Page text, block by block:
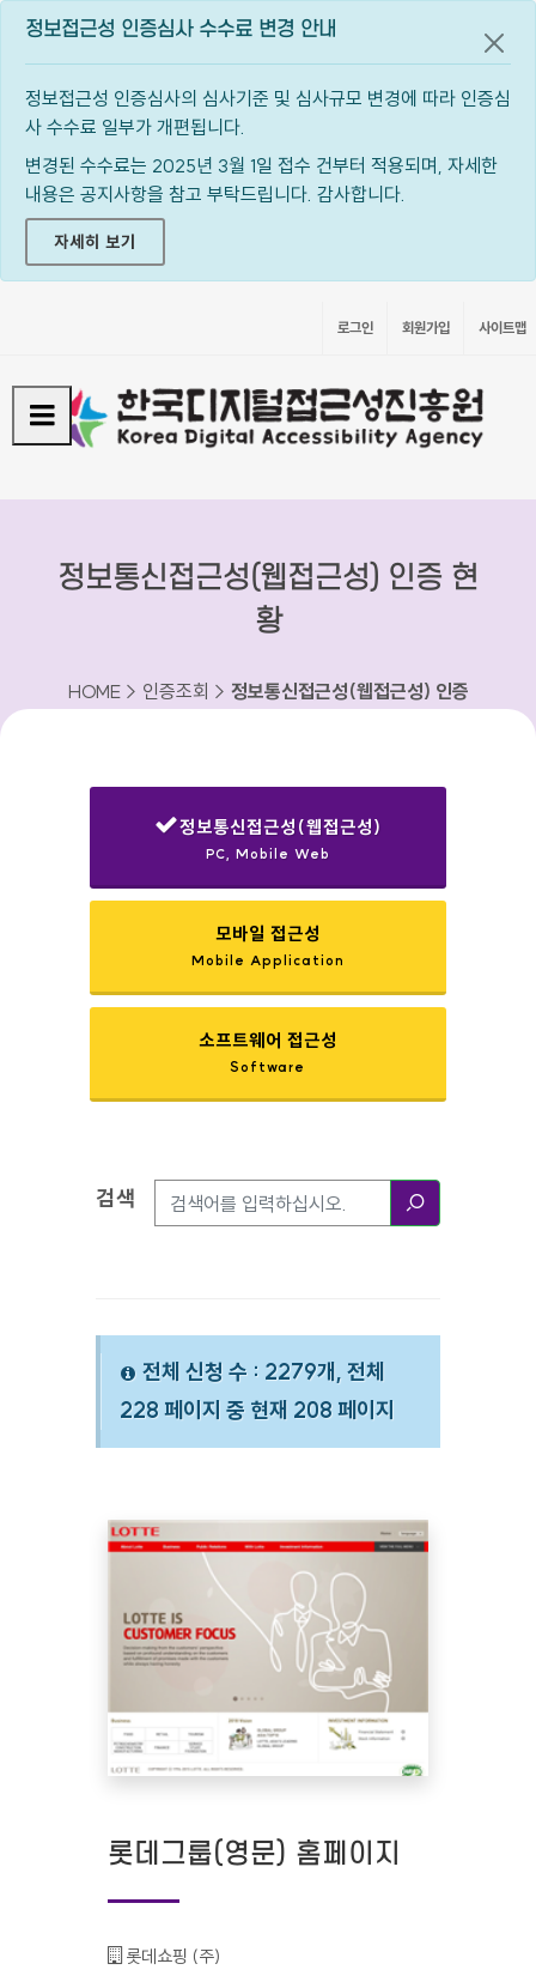
정보접근성 인증심사 수수료 변경 안내
정보접근성 인증심사의 심사기준 및 심사규모 변경에 따라 인증심
사 수수료 일부가 개편됩니다.
변경된 수수료는 2025년 3월 1일 접수 건부터 적용되며, 자세한
내용은 공지사항을 참고 부탁드립니다. 감사합니다.
자세히 보기
공지
로그인 회원가입 사이트맵
정보통신접근성(웹접근성) 인증 현
황
HOME > 인증조회 > 정보통신접근성(웹접근성) 인증
정보통신접근성(웹접근성)
PC, Mobile Web
모바일 접근성
Mobile Application
소프트웨어 접근성
Software
검색옵션
검색
전체 신청 수 : 2279개, 전체
228 페이지 중 현재 208 페이지
롯데그룹(영문) 홈페이지
기관명 :
롯데쇼핑 (주)